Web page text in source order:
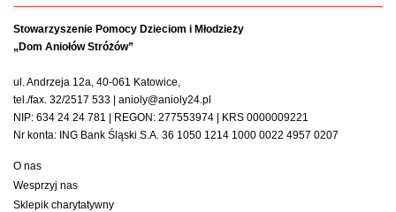
Stowarzyszenie Pomocy Dzieciom i Młodzieży
„Dom Aniołów Stróżów”
ul. Andrzeja 12a, 40-061 Katowice,
tel./fax. 32/2517 533 | anioly@anioly24.pl
NIP: 634 24 24 781 | REGON: 277553974 | KRS 0000009221
Nr konta: ING Bank Śląski S.A. 36 1050 1214 1000 0022 4957 0207
O nas
Wesprzyj nas
Sklepik charytatywny